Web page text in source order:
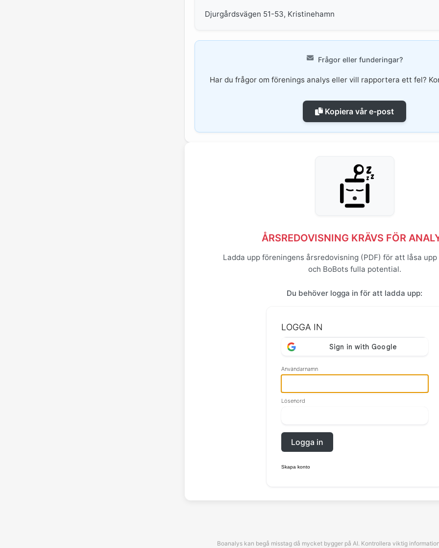
Djurgårdsvägen 51-53, Kristinehamn
Frågor eller funderingar?
Har du frågor om förenings analys eller vill rapportera ett fel?
Kopiera vår e-post
ÅRSREDOVISNING KRÄVS FÖR
Ladda upp föreningens årsredovisning (PDF) för att låsa
och BoBots fulla potential.
Du behöver logga in för att ladda upp:
LOGGA IN
Användarnamn
Lösenord
Logga in
Skapa konto
Boanalys kan begå misstag då mycket bygger på AI. Kontrollera viktig